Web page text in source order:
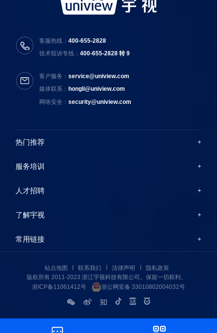
热门推荐
服务培训
人才招聘
了解宇视
常用链接
客服热线：400-655-2828
技术投诉专线：400-655-2828 转 9
客户服务：service@uniview.com
媒体联系： hongli@uniview.com
网络安全：security@uniview.com
站点地图 联系我们 法律声明
隐私政策
版权所有 2011-2023 浙江宇视科技有限公司。保留一切权利。
浙ICP备11061412号
浙公网安备 33010802004032号